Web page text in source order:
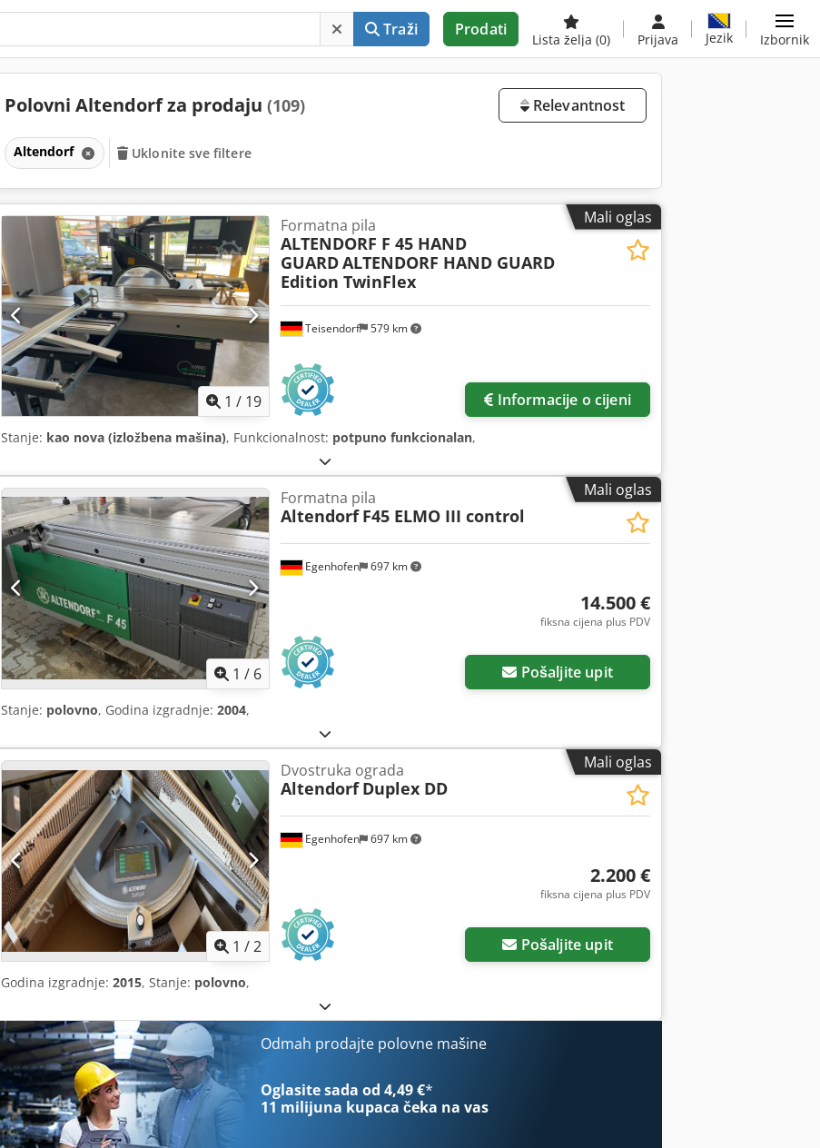
Traži Prodati
Lista želja (0) Prijava Jezik Izbornik
Polovni Altendorf za prodaju (109) Relevantnost
Altendorf Uklonite sve filtere
Mali oglas
1 / 19
Teisendorf 579 km
Formatna pila
ALTENDORF F 45 HAND
GUARDALTENDORF HAND GUARD
Edition TwinFlex
Informacije o cijeni
Stanje: kao nova (izložbena mašina), Funkcionalnost: potpuno funkcionalan,
Mali oglas
1 / 6
Egenhofen 697 km
Formatna pila
Altendorf F45 ELMO III control
14.500 €
fiksna cijena plus PDV
Pošaljite upit
Stanje: polovno, Godina izgradnje: 2004,
Mali oglas
Zatražite još slika
1 /2
Egenhofen 697 km
Dvostruka ograda
Altendorf Duplex DD
2.200 €
fiksna cijena plus PDV
Pošaljite upit
Godina izgradnje: 2015, Stanje: polovno,
Odmah prodajte polovne mašine
Oglasite sada od 4,49 €*
11 milijuna kupaca čeka na vas